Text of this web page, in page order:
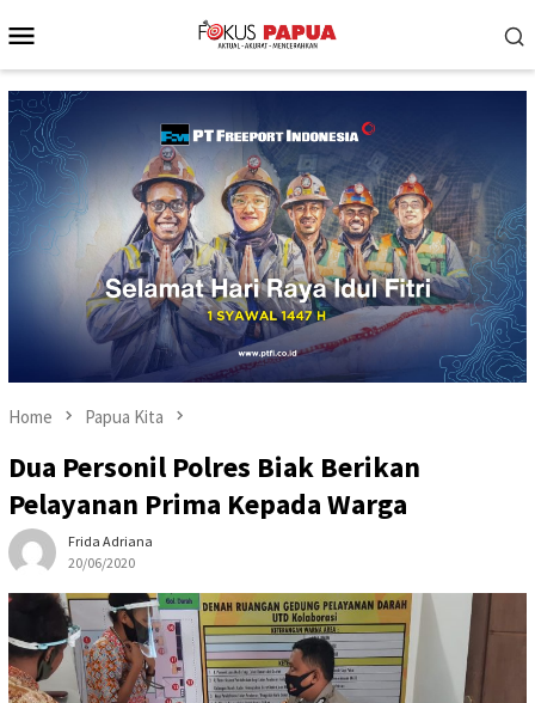
to
Menu
Home Papua Kita
Dua Personil Polres Biak Berikan
Pelayanan Prima Kepada Warga
Frida Adriana
20/06/2020